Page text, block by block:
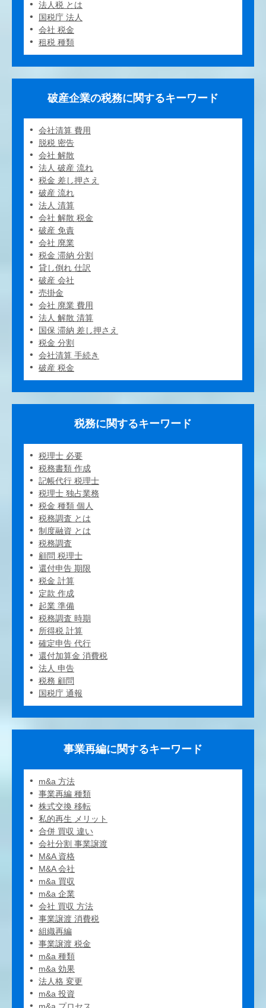
法人税 とは
国税庁 法人
会社 税金
租税 種類
破産企業の税務に関するキーワード
会社清算 費用
脱税 密告
会社 解散
法人 破産 流れ
税金 差し押さえ
破産 流れ
法人 清算
会社 解散 税金
破産 免責
会社 廃業
税金 滞納 分割
貸し倒れ 仕訳
破産 会社
売掛金
会社 廃業 費用
法人 解散 清算
国保 滞納 差し押さえ
税金 分割
会社清算 手続き
破産 税金
税務に関するキーワード
税理士 必要
税務書類 作成
記帳代行 税理士
税理士 独占業務
税金 種類 個人
税務調査 とは
制度融資 とは
税務調査
顧問 税理士
還付申告 期限
税金 計算
定款 作成
起業 準備
税務調査 時期
所得税 計算
確定申告 代行
還付加算金 消費税
法人 申告
税務 顧問
国税庁 通報
事業再編に関するキーワード
m&a 方法
事業再編 種類
株式交換 移転
私的再生 メリット
合併 買収 違い
会社分割 事業譲渡
M&A 資格
M&A 会社
m&a 買収
m&a 企業
会社 買収 方法
事業譲渡 消費税
組織再編
事業譲渡 税金
m&a 種類
m&a 効果
法人格 変更
m&a 投資